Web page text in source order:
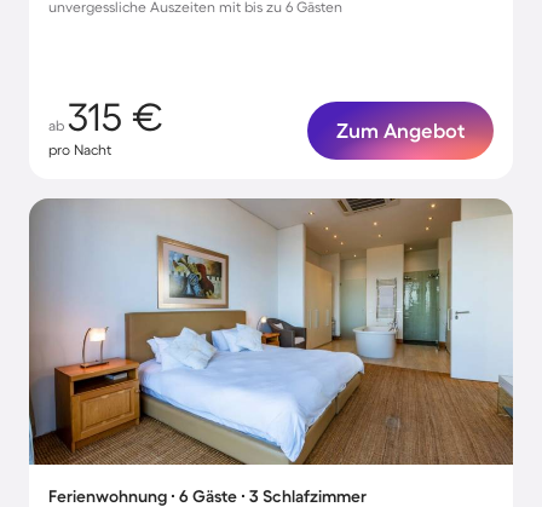
unvergessliche Auszeiten mit bis zu 6 Gästen
ab 315 €
pro Nacht
Zum Angebot
Ferienwohnung ∙ 6 Gäste ∙ 3 Schlafzimmer